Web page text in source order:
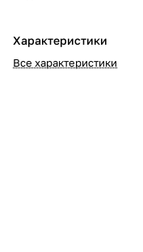
Характеристики
Все характеристики
в корзину
% картой